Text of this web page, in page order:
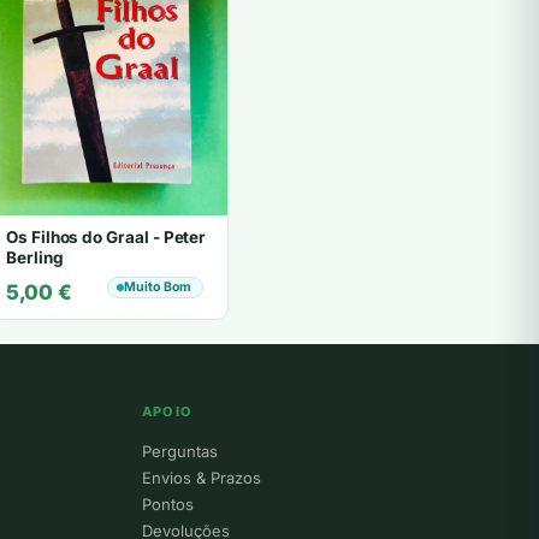
Os Filhos do Graal - Peter
Berling
5,00 € Muito Bom
APOIO
Perguntas
Envios & Prazos
Pontos
Devoluções